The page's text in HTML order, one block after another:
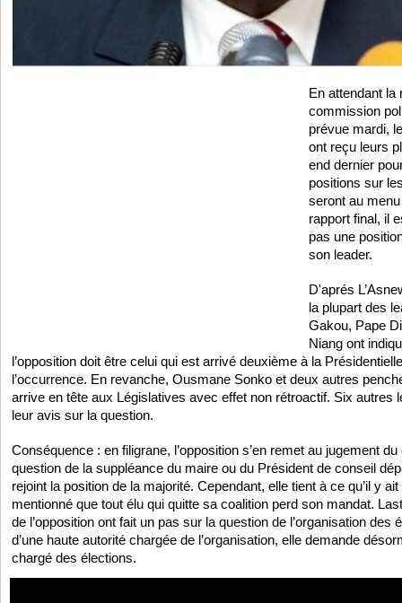
En attendant la
commission
prévue mardi,
ont reçu leurs
end dernier
positions sur
seront au
rapport final, il
pas une
son leader.
D'aprés
la plupart des
Gakou, Pape
Niang ont
l’opposition doit être celui qui est arrivé deuxième à la
l’occurrence. En revanche, Ousmane Sonko et deux autres
arrive en tête aux Législatives avec effet non rétroactif. Six autres
leur avis sur la question.
Conséquence : en filigrane, l’opposition s’en remet au jugement du
question de la suppléance du maire ou du Président de conseil
rejoint la position de la majorité. Cependant, elle tient à ce qu’il y
mentionné que tout élu qui quitte sa coalition perd son mandat.
de l’opposition ont fait un pas sur la question de l’organisation des
d’une haute autorité chargée de l’organisation, elle demande
chargé des élections.